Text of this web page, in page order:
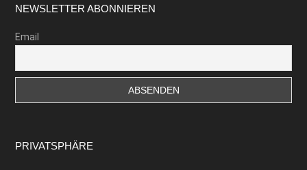
Footer
NEWSLETTER ABONNIEREN
Email
PRIVATSPHÄRE